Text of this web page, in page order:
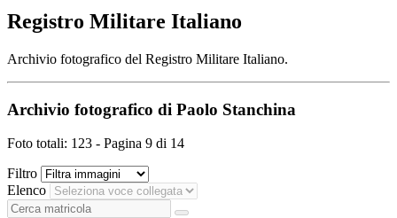
Registro Militare Italiano
Archivio fotografico del Registro Militare Italiano.
Archivio fotografico di Paolo Stanchina
Foto totali: 123 - Pagina 9 di 14
Filtro
Elenco